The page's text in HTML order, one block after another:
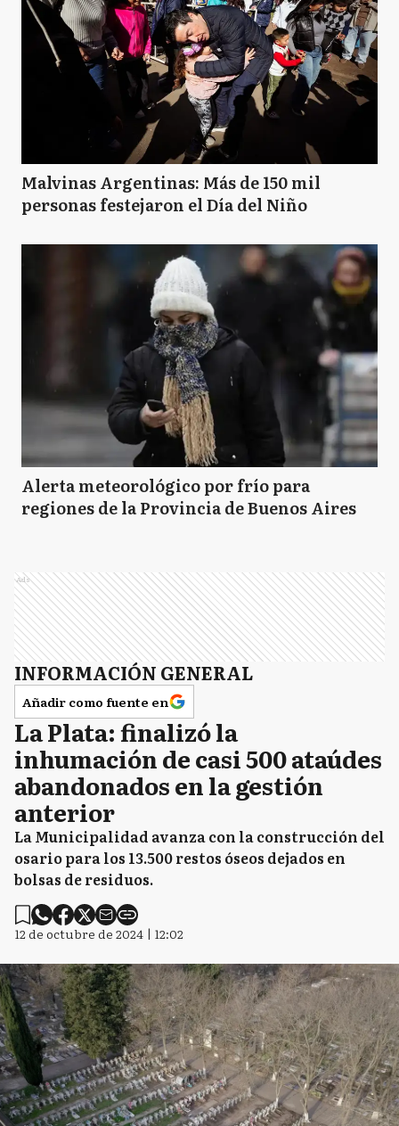
Malvinas Argentinas: Más de 150 mil
personas festejaron el Día del Niño
Alerta meteorológico por frío para
regiones de la Provincia de Buenos Aires
Ads
INFORMACIÓN GENERAL
Añadir como fuente en
La Plata: finalizó la
inhumación de casi 500 ataúdes
abandonados en la gestión
anterior
La Municipalidad avanza con la construcción del
osario para los 13.500 restos óseos dejados en
bolsas de residuos.
12 de octubre de 2024 | 12:02